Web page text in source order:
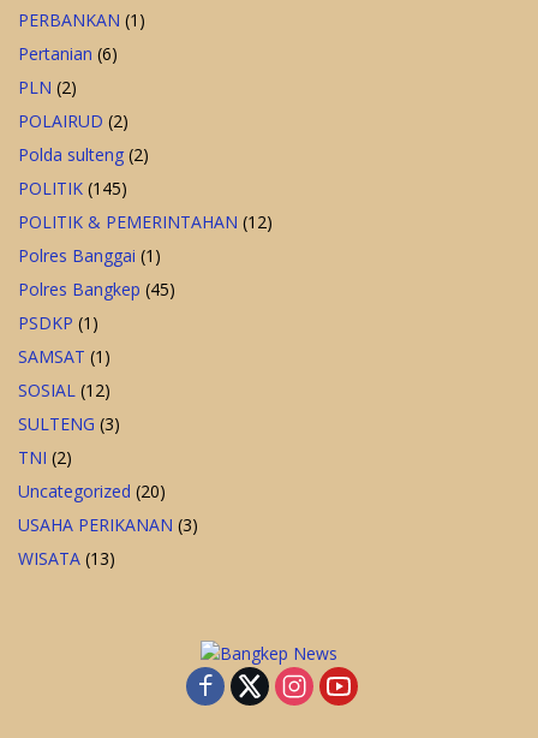
PERBANKAN (1)
Pertanian (6)
PLN (2)
POLAIRUD (2)
Polda sulteng (2)
POLITIK (145)
POLITIK & PEMERINTAHAN (12)
Polres Banggai (1)
Polres Bangkep (45)
PSDKP (1)
SAMSAT (1)
SOSIAL (12)
SULTENG (3)
TNI (2)
Uncategorized (20)
USAHA PERIKANAN (3)
WISATA (13)